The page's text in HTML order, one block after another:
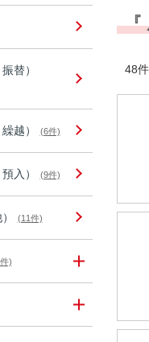
替）
越） (6件)
入） (9件)
(11件)
)
『
48